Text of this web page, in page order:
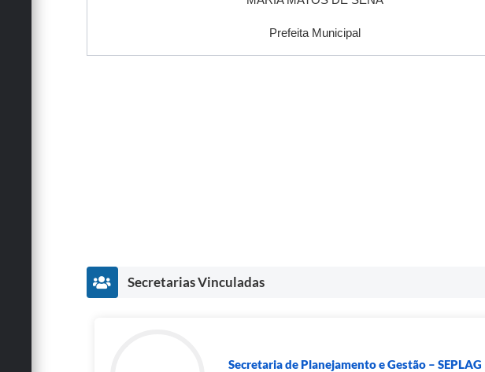
Prefeita Municipal
Secretarias Vinculadas
Secretaria de Planejamento e Gestão – SEPLAG